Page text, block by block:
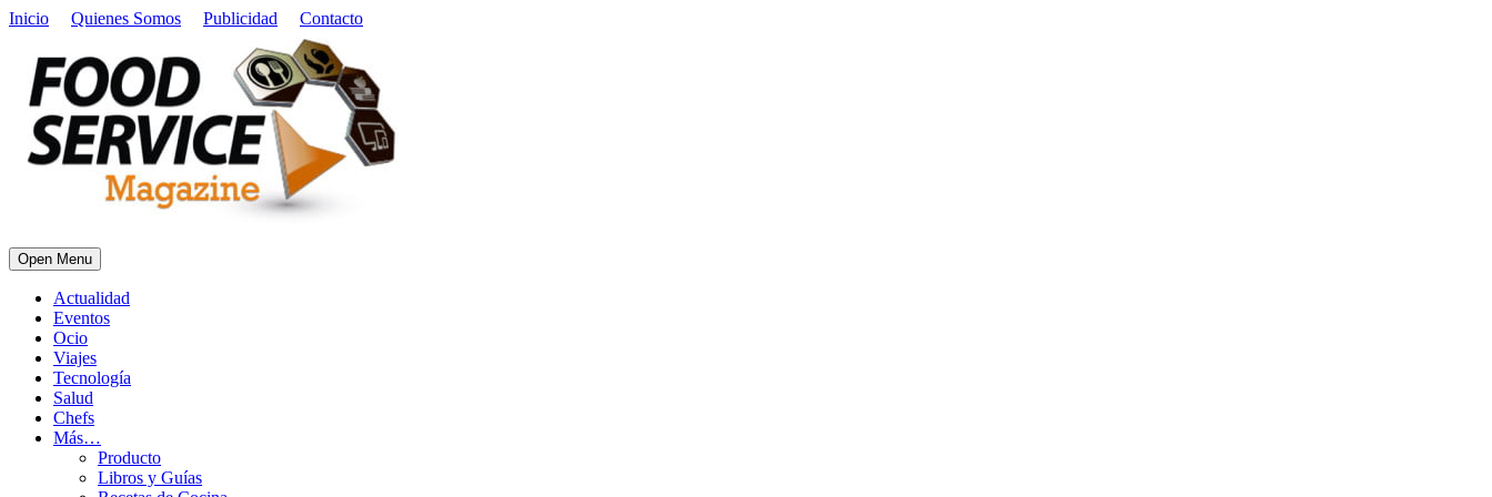
Inicio Quienes Somos Publicidad Contacto
Open Menu
Actualidad
Eventos
Ocio
Viajes
Tecnología
Salud
Chefs
Más…
Producto
Libros y Guías